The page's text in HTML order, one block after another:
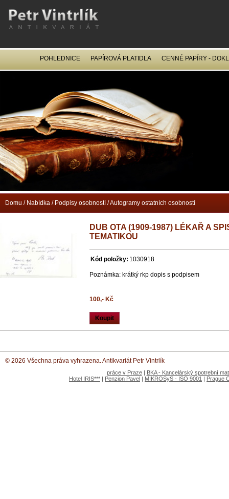
DUB OTA (1909-1987) LÉKAŘ A
TEMATIKOU
Kód položky: 1030918
Poznámka: krátký rkp dopis s podpisem
100,- Kč
Koupit
POHLEDNICE PAPÍROVÁ PLATIDLA CENNÉ PAPÍRY -
Domu / Nabídka / Podpisy osobností /Autogramy ostatních osobností
© 2026 Všechna práva vyhrazena. Antikvariát Petr Vintrlík
práce v Praze | BKA - Kancelárský spotrební
Hotel IRIS*** | Penzion Pavel | MIKROSyS - ISO 9001 | Prague